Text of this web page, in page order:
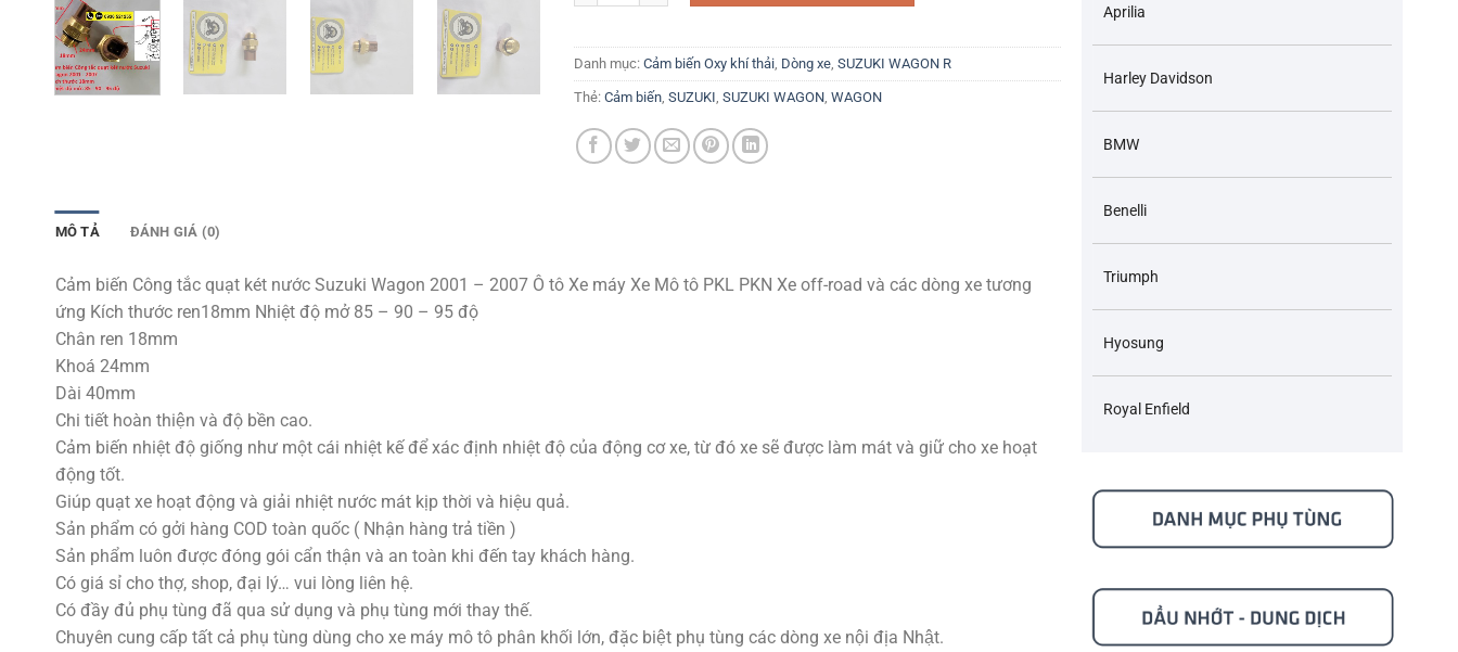
Danh mục:Cảm biến Oxy khí thải Dòng xe ,SUZUKI WAGON R
Thẻ:Cảm biến ,SUZUKI ,SUZUKI WAGON ,WAGON
MÔ TẢ ĐÁNH GIÁ (0)
Cảm biến Công tắc quạt két nước Suzuki Wagon 2001 – 2007 Ô tô Xe máy Xe Mô tô PKL PKN Xe off-road và các dòng xe tương
ứng Kích thước ren18mm Nhiệt độ mở 85 – 90 – 95 độ
Chân ren 18mm
Khoá 24mm
Dài 40mm
Chi tiết hoàn thiện và độ bền cao.
Cảm biến nhiệt độ giống như một cái nhiệt kế để xác định nhiệt độ của động cơ xe, từ đó xe sẽ được làm mát và giữ cho xe hoạt
động tốt.
Giúp quạt xe hoạt động và giải nhiệt nước mát kịp thời và hiệu quả.
Sản phẩm có gởi hàng COD toàn quốc ( Nhận hàng trả tiền )
Sản phẩm luôn được đóng gói cẩn thận và an toàn khi đến tay khách hàng.
Có giá sỉ cho thợ, shop, đại lý… vui lòng liên hệ.
Có đầy đủ phụ tùng đã qua sử dụng và phụ tùng mới thay thế.
Chuyên cung cấp tất cả phụ tùng dùng cho xe máy mô tô phân khối lớn, đặc biệt phụ tùng các dòng xe nội địa Nhật.
Aprilia
Harley Davidson
BMW
Benelli
Triumph
Hyosung
Royal Enfield